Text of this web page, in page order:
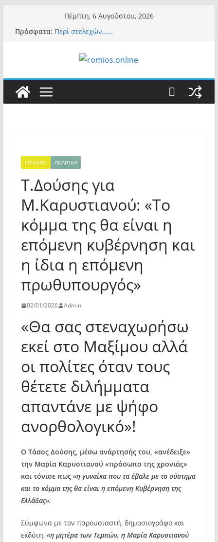
περιεχόμενο
Πέμπτη, 6 Αυγούστου, 2026
Πρόσφατα: Περί στελεχών……
είναι το Κίνημα της Μ.Καρυστιανού και όχι
το διεφθαρμένο σύστημα εξουσίας»
Κασιδιάρη – Οι ένοικοι του Μαξίμου σε
πανικό, πατριωτικό τσουνάμι σαρώνει την
«Έλληνες» η κυβέρνηση! (φωτο)
ΕΠΙΚΑΙΡΟ ΠΟΛΙΤΙΚΗ
Τ.Δούσης για
Μ.Καρυστιανού: «Το
κόμμα της θα είναι η
επόμενη κυβέρνηση και
η ίδια η επόμενη
πρωθυπουργός»
02/01/2026 Admin
«Θα σας στεναχωρήσω
εκεί στο Μαξίμου αλλά
οι πολίτες όταν τους
θέτετε διλήμματα
απαντάνε με ψήφο
ανορθολογικό»!
Ο Τάσος Δούσης, μέσω ανάρτησής του, «ανέδειξε»
την Μαρία Καρυστιανού «πρόσωπο της χρονιάς»
και τόνισε πως «η γυναίκα που τα έβαλε με το σύστημα
και το κόμμα της θα είναι η επόμενη Κυβέρνηση της
Ελλάδας».
Σύμφωνα με τον παρουσιαστή, δημοσιογράφο και
εκδότη,«η μητέρα των Τεμπών, η Μαρία Καρυστιανού